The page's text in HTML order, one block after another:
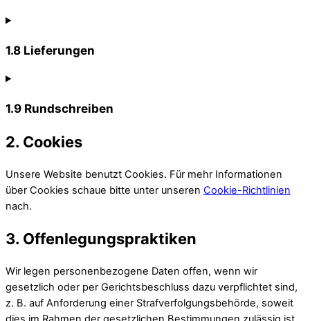
1.8 Lieferungen
1.9 Rundschreiben
2. Cookies
Unsere Website benutzt Cookies. Für mehr Informationen
über Cookies schaue bitte unter unseren Cookie-Richtlinien
nach.
3. Offenlegungspraktiken
Wir legen personenbezogene Daten offen, wenn wir
gesetzlich oder per Gerichtsbeschluss dazu verpflichtet sind,
z. B. auf Anforderung einer Strafverfolgungsbehörde, soweit